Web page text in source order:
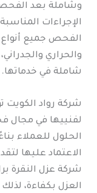
وشاملة بعد
الإجراءات
الفحص جميع أنواع
والحراري
شاملة في خدماتها.
شركة رواد الكويت
لفنييها في مجال
الحلول للعملاء
الاعتماد عليها
شركة عزل النقرة
العزل بكفاءة،